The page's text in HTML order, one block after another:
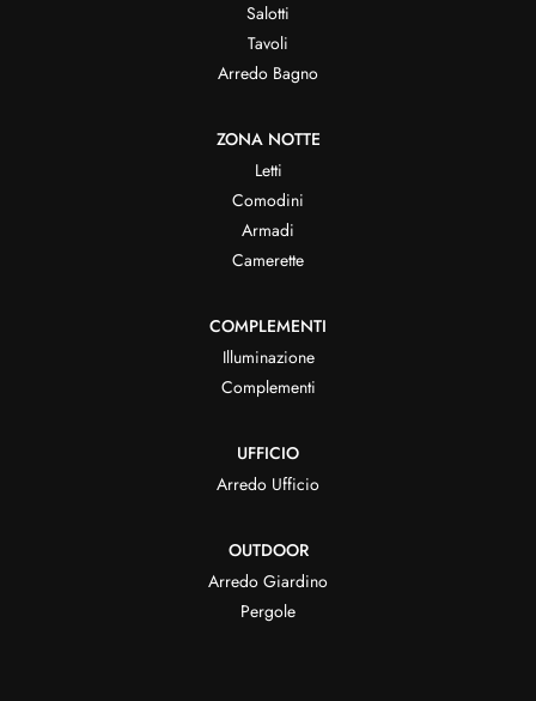
Salotti
Tavoli
Arredo Bagno
ZONA NOTTE
Letti
Comodini
Armadi
Camerette
COMPLEMENTI
Illuminazione
Complementi
UFFICIO
Arredo Ufficio
OUTDOOR
Arredo Giardino
Pergole